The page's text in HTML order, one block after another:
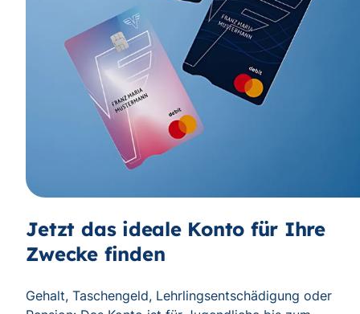
Jetzt das ideale Konto für Ihre
Zwecke finden
Gehalt, Taschengeld, Lehrlingsentschädigung oder